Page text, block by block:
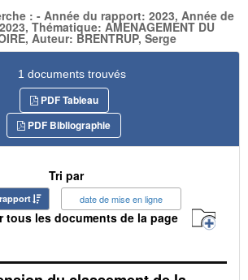
: - Année du rapport: 2023, Année de
Thématique: AMENAGEMENT DU
Auteur: BRENTRUP, Serge
1 documents trouvés
PDF Tableau
PDF Bibliographie
Tri par
date de mise en ligne
tous les documents de la page